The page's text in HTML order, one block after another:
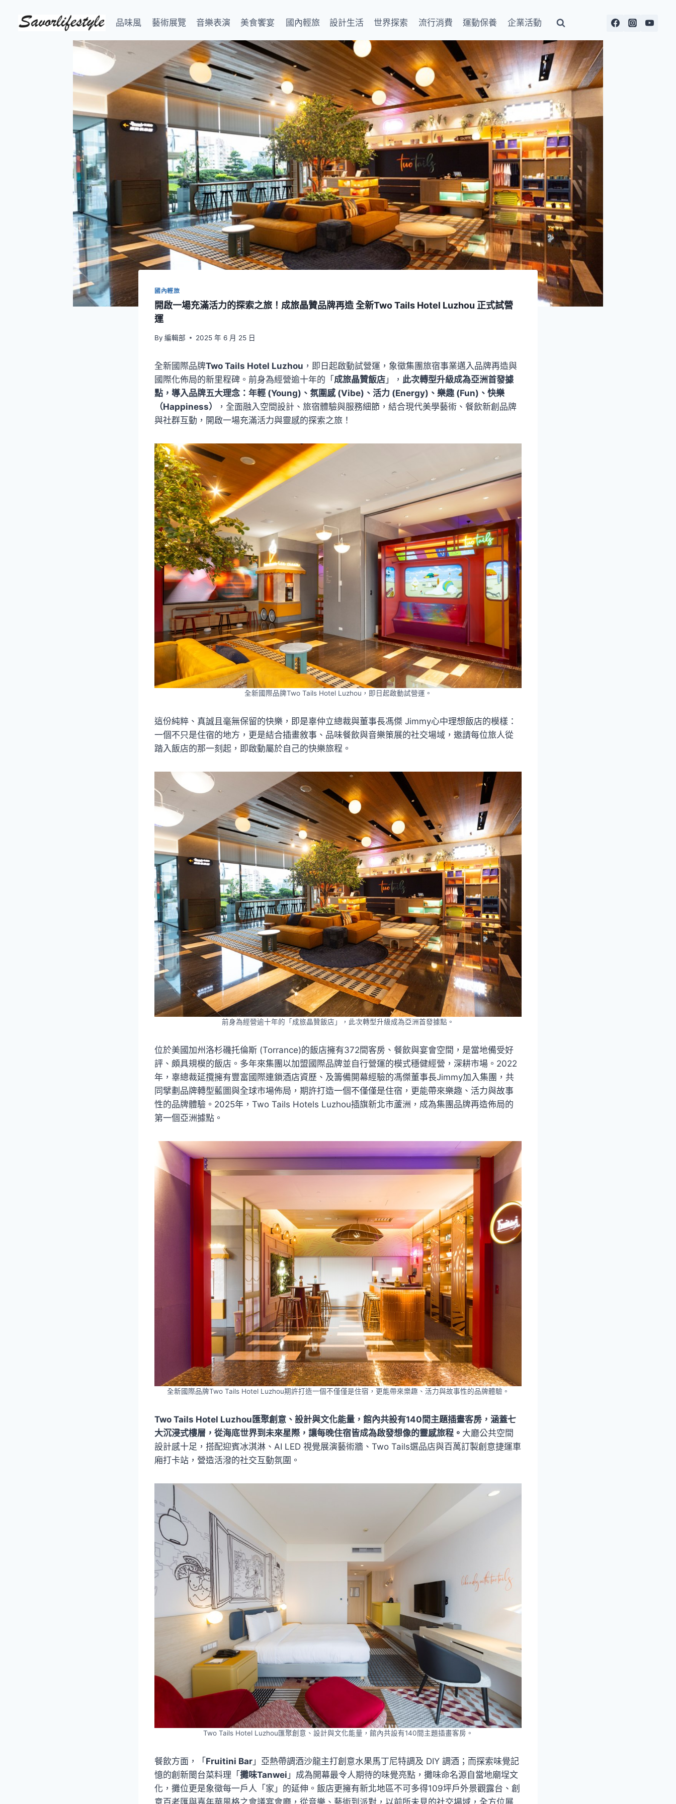
品味風 藝術展覽 音樂表演 美食饗宴 國內輕旅 設計生活 世界探索 流行消費 運動保養 企業活動
國內輕旅
開啟一場充滿活力的探索之旅！成旅晶贊品牌再造 全新Two Tails Hotel Luzhou 正式試營
運
By 編輯部 2025 年 6 月 25 日
全新國際品牌Two Tails Hotel Luzhou ，即日起啟動試營運，象徵集團旅宿事業邁入品牌再造與
國際化佈局的新里程碑。前身為經營逾十年的「成旅晶贊飯店 」， 此次轉型升級成為亞洲首發據
點，導入品牌五大理念：年輕 (Young)、氛圍感 (Vibe)、活力 (Energy)、樂趣 (Fun)、快樂
（Happiness）
，全面融入空間設計、旅宿體驗與服務細節，結合現代美學藝術、餐飲新創品牌
與社群互動，開啟一場充滿活力與靈感的探索之旅！
全新國際品牌Two Tails Hotel Luzhou，即日起啟動試營運。
這份純粹、真誠且毫無保留的快樂，即是辜仲立總裁與董事長馮傑 Jimmy心中理想飯店的模樣：
一個不只是住宿的地方，更是結合插畫敘事、品味餐飲與音樂策展的社交場域，邀請每位旅人從
踏入飯店的那一刻起，即啟動屬於自己的快樂旅程。
前身為經營逾十年的「成旅晶贊飯店」，此次轉型升級成為亞洲首發據點。
位於美國加州洛杉磯托倫斯 (Torrance)的飯店擁有372間客房、餐飲與宴會空間，是當地備受好
評、頗具規模的飯店。多年來集團以加盟國際品牌並自行營運的模式穩健經營，深耕市場。2022
年，辜總裁延攬擁有豐富國際連鎖酒店資歷、及籌備開幕經驗的馮傑董事長Jimmy加入集團，共
同擘劃品牌轉型藍圖與全球市場佈局，期許打造一個不僅僅是住宿，更能帶來樂趣、活力與故事
性的品牌體驗。2025年，Two Tails Hotels Luzhou插旗新北市蘆洲，成為集團品牌再造佈局的
第一個亞洲據點。
全新國際品牌Two Tails Hotel Luzhou期許打造一個不僅僅是住宿，更能帶來樂趣、活力與故事性的品牌體驗。
Two Tails Hotel Luzhou匯聚創意、設計與文化能量，館內共設有140間主題插畫客房，涵蓋七
大沉浸式樓層，從海底世界到未來星際，讓每晚住宿皆成為啟發想像的靈感旅程。 大廳公共空間
設計感十足，搭配迎賓冰淇淋、AI LED 視覺展演藝術牆、Two Tails選品店與百萬訂製創意捷運車
廂打卡站，營造活潑的社交互動氛圍。
Two Tails Hotel Luzhou匯聚創意、設計與文化能量，館內共設有140間主題插畫客房。
餐飲方面，「 Fruitini Bar 」亞熱帶調酒沙龍主打創意水果馬丁尼特調及 DIY 調酒；而探索味覺記
憶的創新閩台菜料理「 攤味Tanwei 」成為開幕最令人期待的味覺亮點，攤味命名源自當地廟埕文
化，攤位更是象徵每一戶人「家」的延伸。​​​​​飯店更擁有新北地區不可多得109坪戶外景觀露台、創